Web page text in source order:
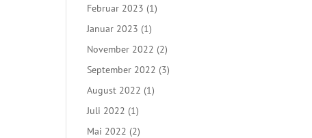
Februar 2023 (1)
Januar 2023 (1)
November 2022 (2)
September 2022 (3)
August 2022 (1)
Juli 2022 (1)
Mai 2022 (2)